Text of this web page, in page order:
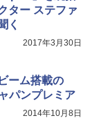
ター ステファ
く
2017年3月30日
ーム搭載の
パンプレミア
2014年10月8日